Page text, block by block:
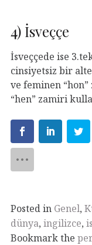
4) İsveççe
İsveççede ise
cinsiyetsiz bir
ve feminen
“hen” zamiri
Posted in Genel,
dünya, ingilizce,
Bookmark the